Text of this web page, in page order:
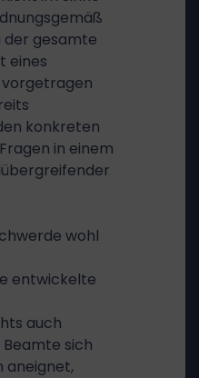
der gesamte
eines
vorgetragen
konkreten
in einem
wohl
entwickelte
auch
sich
aneignet,